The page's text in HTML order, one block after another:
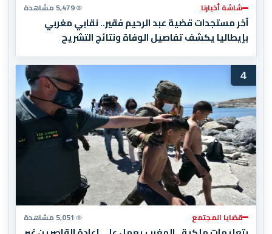
شاشة أخبارنا 5,479 مشاهدة
آخر مستجدات قضية عبد الرحيم فقير.. نقابي مغربي
بإيطاليا يكشف تفاصيل الوفاة ونتائج التشريح
4
قضايا المجتمع 5,051 مشاهدة